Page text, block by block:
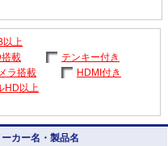
以上
載
テンキー付き
ラ搭載
HDMI付き
HD以上
カー名・製品名